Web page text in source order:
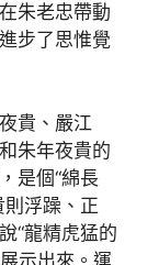
朱老忠帶動
步了思惟覺
貴、嚴江
朱年夜貴的
是個“綿長
則浮躁、正
“龍精虎猛的
示出來。運